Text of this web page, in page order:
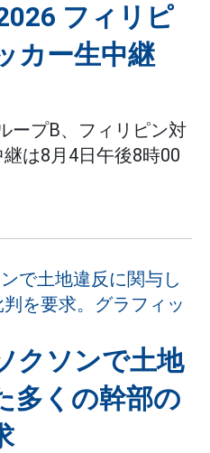
フィリピ
カー生中継
ープB、フィリピン対
は8月4日午後8時00
クソンで土地
多くの幹部の